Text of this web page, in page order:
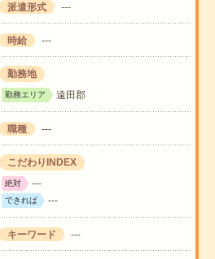
派遣形式 ---
時給 ---
勤務地
勤務エリア 遠田郡
職種 ---
こだわりINDEX
絶対 ---
できれば ---
キーワード ---